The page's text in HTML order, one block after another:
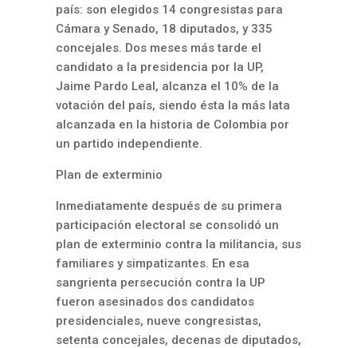
país: son elegidos 14 congresistas para
Cámara y Senado, 18 diputados, y 335
concejales. Dos meses más tarde el
candidato a la presidencia por la UP,
Jaime Pardo Leal, alcanza el 10% de la
votación del país, siendo ésta la más lata
alcanzada en la historia de Colombia por
un partido independiente.
Plan de exterminio
Inmediatamente después de su primera
participación electoral se consolidó un
plan de exterminio contra la militancia, sus
familiares y simpatizantes. En esa
sangrienta persecución contra la UP
fueron asesinados dos candidatos
presidenciales, nueve congresistas,
setenta concejales, decenas de diputados,